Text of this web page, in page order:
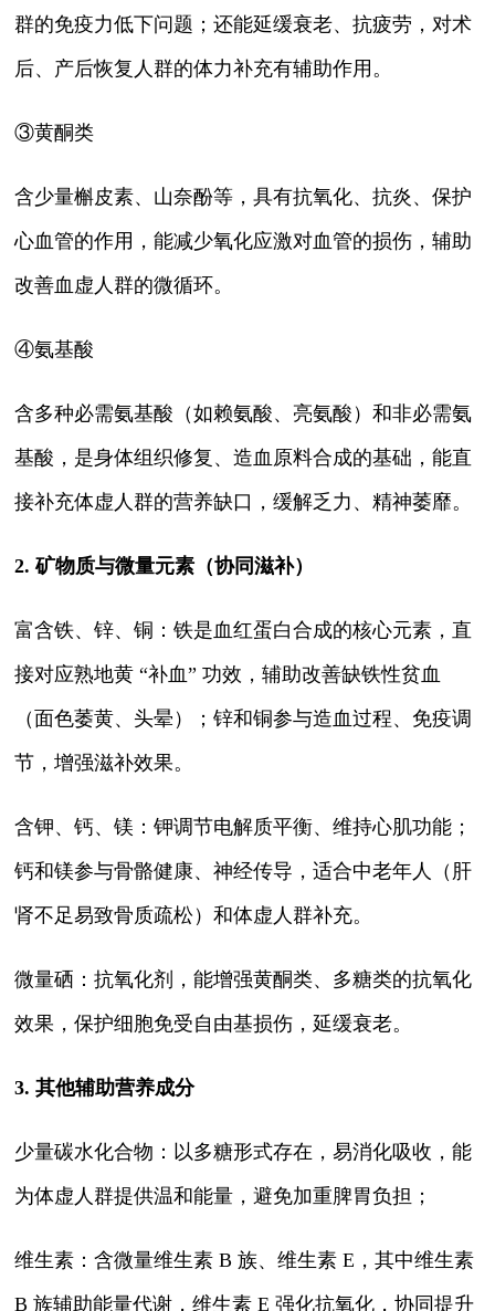
群的免疫力低下问题；还能延缓衰老、抗疲劳，对术
后、产后恢复人群的体力补充有辅助作用。
③黄酮类
含少量槲皮素、山奈酚等，具有抗氧化、抗炎、保护
心血管的作用，能减少氧化应激对血管的损伤，辅助
改善血虚人群的微循环。
④氨基酸
含多种必需氨基酸（如赖氨酸、亮氨酸）和非必需氨
基酸，是身体组织修复、造血原料合成的基础，能直
接补充体虚人群的营养缺口，缓解乏力、精神萎靡。
2. 矿物质与微量元素（协同滋补）
富含铁、锌、铜：铁是血红蛋白合成的核心元素，直
接对应熟地黄 “补血” 功效，辅助改善缺铁性贫血
（面色萎黄、头晕）；锌和铜参与造血过程、免疫调
节，增强滋补效果。
含钾、钙、镁：钾调节电解质平衡、维持心肌功能；
钙和镁参与骨骼健康、神经传导，适合中老年人（肝
肾不足易致骨质疏松）和体虚人群补充。
微量硒：抗氧化剂，能增强黄酮类、多糖类的抗氧化
效果，保护细胞免受自由基损伤，延缓衰老。
3. 其他辅助营养成分
少量碳水化合物：以多糖形式存在，易消化吸收，能
为体虚人群提供温和能量，避免加重脾胃负担；
维生素：含微量维生素 B 族、维生素 E，其中维生素
B 族辅助能量代谢，维生素 E 强化抗氧化，协同提升